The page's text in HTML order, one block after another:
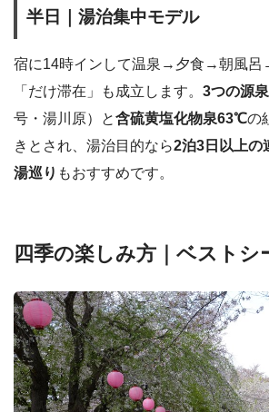
半日｜湯治集中モデル
宿に14時インして温泉→夕食→朝風呂
「だけ滞在」も成立します。 3つの源泉
号・湯川原）と含硫黄塩化物泉63℃の
きとされ、湯治目的なら2泊3日以上の
湯巡り もおすすめです。
四季の楽しみ方｜ベストシ